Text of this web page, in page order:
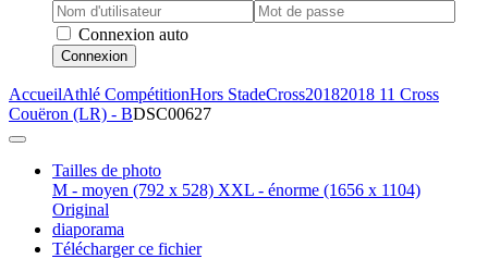
Connexion auto
Connexion
AccueilAthlé CompétitionHors StadeCross20182018 11 Cross
Couëron (LR) - BDSC00627
Tailles de photo
M - moyen (792 x 528) XXL - énorme (1656 x 1104)
Original
diaporama
Télécharger ce fichier